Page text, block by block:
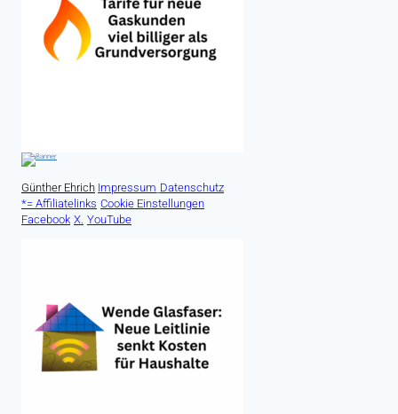
Günther Ehrich Impressum Datenschutz
*= Affiliatelinks Cookie Einstellungen
Facebook X. YouTube